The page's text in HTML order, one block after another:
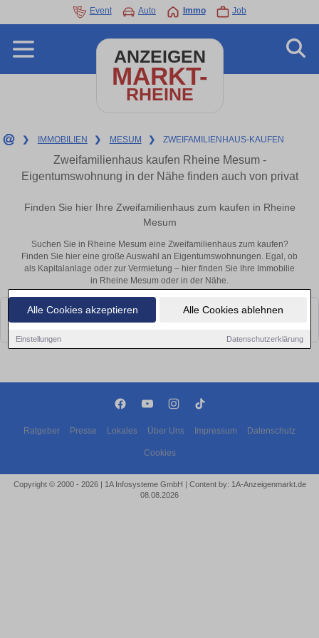
Alle Cookies akzeptieren Alle Cookies ablehnen
Einstellungen Datenschutzerklärung
Event Auto Immo Job
ANZEIGEN
MARKT-
RHEINE
❯ IMMOBILIEN ❯ MESUM ❯ ZWEIFAMILIENHAUS-KAUFEN
Zweifamilienhaus kaufen Rheine Mesum -
Eigentumswohnung in der Nähe finden auch von privat
Finden Sie hier Ihre Zweifamilienhaus zum kaufen in Rheine
Mesum
Suchen Sie in Rheine Mesum eine Zweifamilienhaus zum kaufen?
Finden Sie hier eine große Auswahl an Eigentumswohnungen. Egal, ob
als Kapitalanlage oder zur Vermietung – hier finden Sie Ihre Immobilie
in Rheine Mesum oder in der Nähe.
Leider konnten wir derzeit keine passenden Objekte finden. Schauen Sie
bald wieder vorbei!
Ratgeber Presse Lokales Über Uns Impressum Datenschutz
Cookies
Copyright © 2000 - 2026 | 1A Infosysteme GmbH | Content by: 1A-Anzeigenmarkt.de
08.08.2026